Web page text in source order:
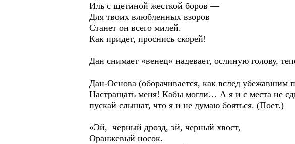
Иль с щетиной жесткой боров —
Для твоих влюбленных взоров
Станет он всего милей.
Как придет, проснись скорей!
Дан снимает «венец» надевает, ослиную голову,
Дан-Основа (оборачивается, как вслед убежавшим
Настращать меня! Кабы могли… А я и с места не
пускай слышат, что я и не думаю бояться. (Поет.)
«Эй, черный дрозд, эй, черный хвост,
Оранжевый носок.